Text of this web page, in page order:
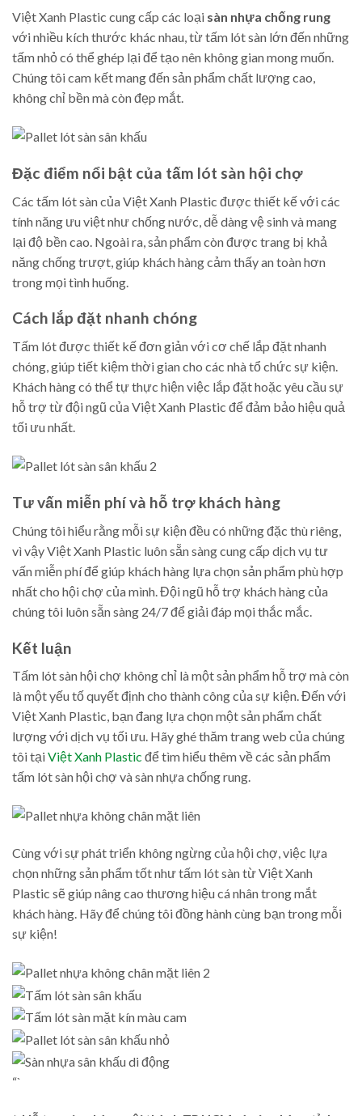
Việt Xanh Plastic cung cấp các loại sàn nhựa chống rung
với nhiều kích thước khác nhau, từ tấm lót sàn lớn đến những
tấm nhỏ có thể ghép lại để tạo nên không gian mong muốn.
Chúng tôi cam kết mang đến sản phẩm chất lượng cao,
không chỉ bền mà còn đẹp mắt.
Đặc điểm nổi bật của tấm lót sàn hội chợ
Các tấm lót sàn của Việt Xanh Plastic được thiết kế với các
tính năng ưu việt như chống nước, dễ dàng vệ sinh và mang
lại độ bền cao. Ngoài ra, sản phẩm còn được trang bị khả
năng chống trượt, giúp khách hàng cảm thấy an toàn hơn
trong mọi tình huống.
Cách lắp đặt nhanh chóng
Tấm lót được thiết kế đơn giản với cơ chế lắp đặt nhanh
chóng, giúp tiết kiệm thời gian cho các nhà tổ chức sự kiện.
Khách hàng có thể tự thực hiện việc lắp đặt hoặc yêu cầu sự
hỗ trợ từ đội ngũ của Việt Xanh Plastic để đảm bảo hiệu quả
tối ưu nhất.
Tư vấn miễn phí và hỗ trợ khách hàng
Chúng tôi hiểu rằng mỗi sự kiện đều có những đặc thù riêng,
vì vậy Việt Xanh Plastic luôn sẵn sàng cung cấp dịch vụ tư
vấn miễn phí để giúp khách hàng lựa chọn sản phẩm phù hợp
nhất cho hội chợ của mình. Đội ngũ hỗ trợ khách hàng của
chúng tôi luôn sẵn sàng 24/7 để giải đáp mọi thắc mắc.
Kết luận
Tấm lót sàn hội chợ không chỉ là một sản phẩm hỗ trợ mà còn
là một yếu tố quyết định cho thành công của sự kiện. Đến với
Việt Xanh Plastic, bạn đang lựa chọn một sản phẩm chất
lượng với dịch vụ tối ưu. Hãy ghé thăm trang web của chúng
tôi tạiViệt Xanh Plastic để tìm hiểu thêm về các sản phẩm
tấm lót sàn hội chợ và sàn nhựa chống rung.
Cùng với sự phát triển không ngừng của hội chợ, việc lựa
chọn những sản phẩm tốt như tấm lót sàn từ Việt Xanh
Plastic sẽ giúp nâng cao thương hiệu cá nhân trong mắt
khách hàng. Hãy để chúng tôi đồng hành cùng bạn trong mỗi
sự kiện!
“`